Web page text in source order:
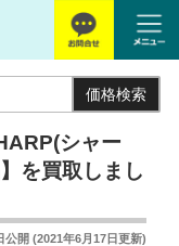
価格検索
シャー
を買取しまし
公開 (2021年6月17日更新)